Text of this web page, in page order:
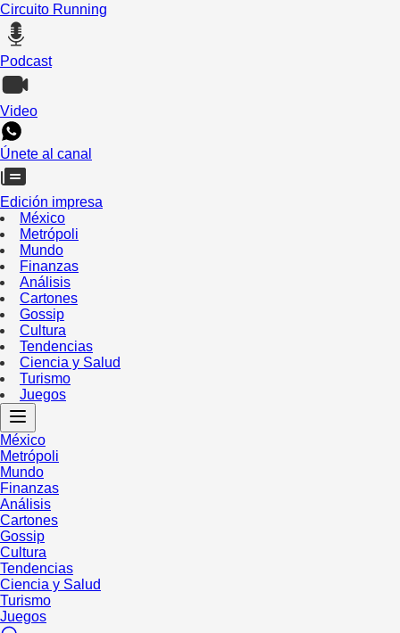
Circuito Running
Podcast
Video
Únete al canal
Edición impresa
México
Metrópoli
Mundo
Finanzas
Análisis
Cartones
Gossip
Cultura
Tendencias
Ciencia y Salud
Turismo
Juegos
México
Metrópoli
Mundo
Finanzas
Análisis
Cartones
Gossip
Cultura
Tendencias
Ciencia y Salud
Turismo
Juegos